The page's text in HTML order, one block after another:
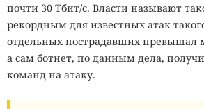
почти 30 Тбит/с. Власти называют
рекордным для известных атак
отдельных пострадавших превышал
а сам ботнет, по данным дела,
команд на атаку.